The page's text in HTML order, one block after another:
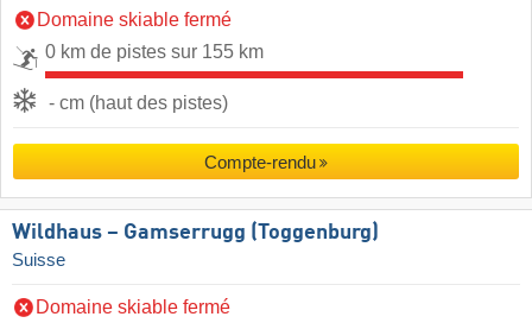
Domaine skiable fermé
0 km de pistes sur 155 km
- cm (haut des pistes)
Compte-rendu
Wildhaus – Gamserrugg (Toggenburg)
Suisse
Domaine skiable fermé